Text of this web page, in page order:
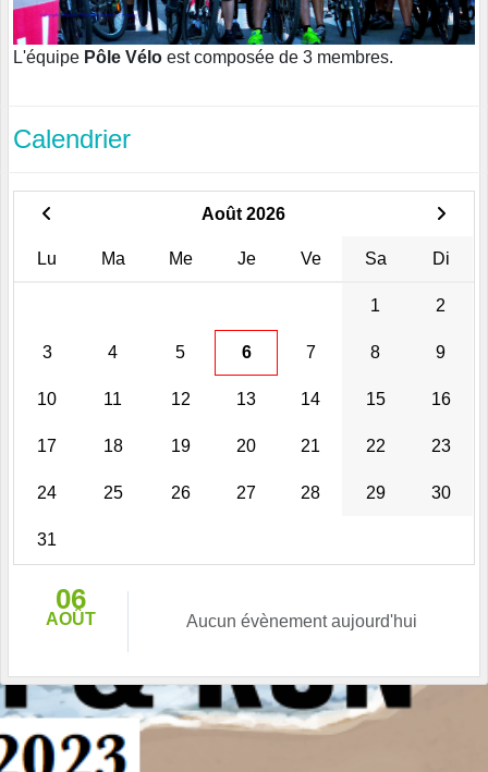
L'équipe Pôle Vélo est composée de 3 membres.
Calendrier
Août 2026
Lu Ma Me Je Ve Sa Di
1 2
3 4 5 6 7 8 9
10 11 12 13 14 15 16
17 18 19 20 21 22 23
24 25 26 27 28 29 30
31
06
AOÛT Aucun évènement aujourd'hui